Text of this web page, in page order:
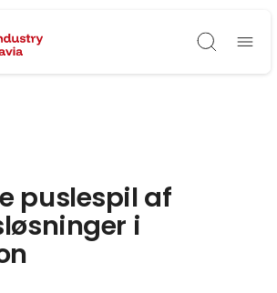
Søg
puslespil af
i